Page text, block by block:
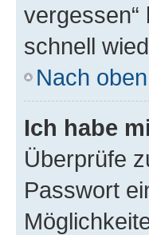
schnell
Nach oben
Ich habe
Überprüfe
Passwort